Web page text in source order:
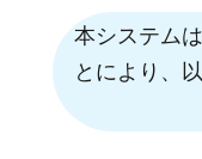
本システム
とにより、